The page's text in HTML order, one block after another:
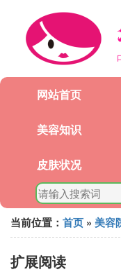
网站首页
美容知识
皮肤状况
当前位置： 首页 » 美容
扩展阅读